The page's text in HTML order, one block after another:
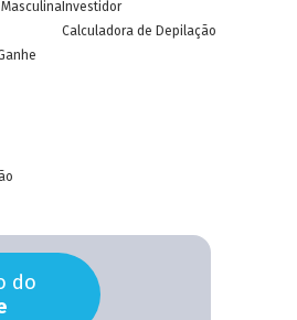
Investidor
Calculadora de Depilação
do